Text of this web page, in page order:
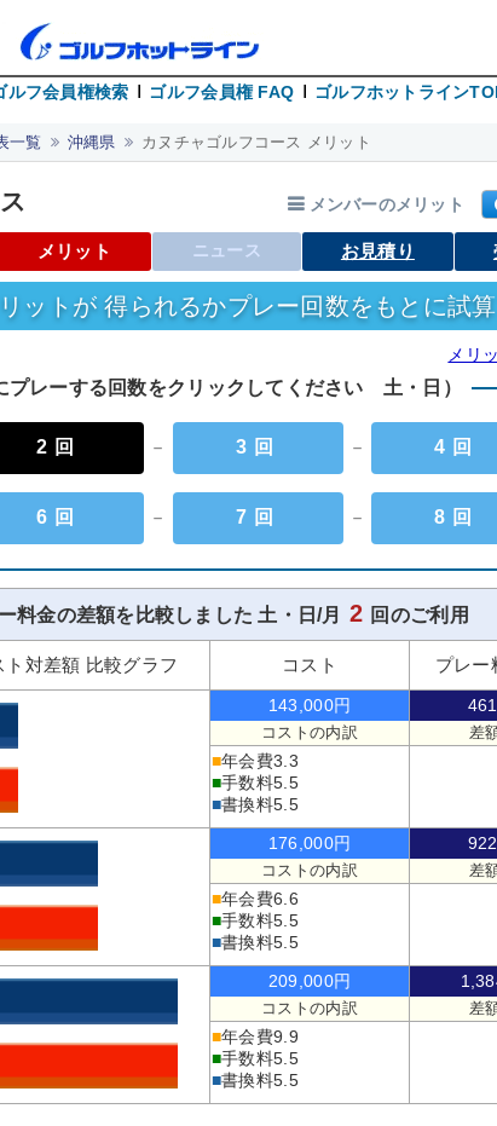
ルフ会員権検索 ゴルフ会員権 FAQ ゴルフホットライン
一覧 沖縄県 カヌチャゴルフコース メリット
メンバーのメリット
メリット ニュース お見積り
ットが 得られるかプレー回数をもとに試算
メリ
プレーする回数をクリックしてください 土・日）
2回 － 3回 － 4回
6回 － 7回 － 8回
料金の差額を比較しました 土・日/月 2 回のご利用
ト対差額 比較グラフ コスト プレー
143,000円
コストの内訳
■年会費3.3
■手数料5.5
■書換料5.5
差
176,000円
コストの内訳
■年会費6.6
■手数料5.5
■書換料5.5
差
209,000円
コストの内訳
■年会費9.9
■手数料5.5
■書換料5.5
差